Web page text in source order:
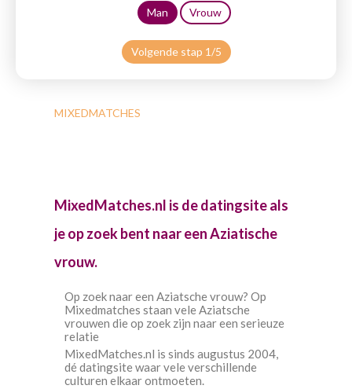
Man Vrouw
Volgende stap 1/5
MIXEDMATCHES
MixedMatches.nl is de datingsite als
je op zoek bent naar een Aziatische
vrouw.
Op zoek naar een Aziatsche vrouw? Op
Mixedmatches staan vele Aziatsche
vrouwen die op zoek zijn naar een serieuze
relatie
MixedMatches.nl is sinds augustus 2004,
dé datingsite waar vele verschillende
culturen elkaar ontmoeten.